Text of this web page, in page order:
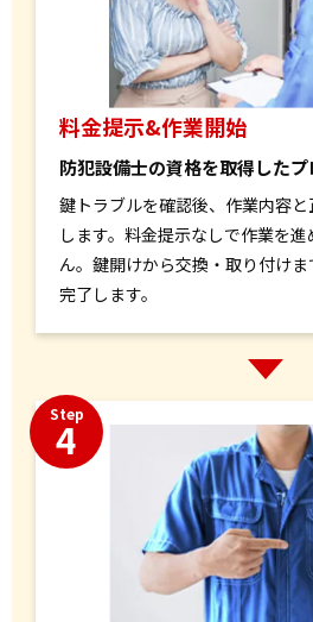
料金提示&作業開始
防犯設備士の資格を取得したプ
鍵トラブルを確認後、作業内容
します。料金提示なしで作業を
ん。鍵開けから交換・取り付け
完了します。
Step
4